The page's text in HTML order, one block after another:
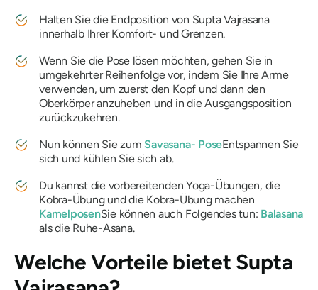
Halten Sie die Endposition von Supta Vajrasana
innerhalb Ihrer Komfort- und Grenzen.
Wenn Sie die Pose lösen möchten, gehen Sie in
umgekehrter Reihenfolge vor, indem Sie Ihre Arme
verwenden, um zuerst den Kopf und dann den
Oberkörper anzuheben und in die Ausgangsposition
zurückzukehren.
Nun können Sie zum Savasana- PoseEntspannen Sie
sich und kühlen Sie sich ab.
Du kannst die vorbereitenden Yoga-Übungen, die
Kobra-Übung und die Kobra-Übung machen
KamelposenSie können auch Folgendes tun: Balasana
als die Ruhe-Asana.
Welche Vorteile bietet Supta